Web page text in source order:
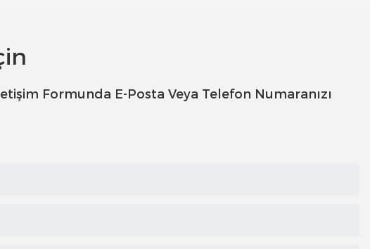
Formunda E-Posta Veya Telefon Numaranızı